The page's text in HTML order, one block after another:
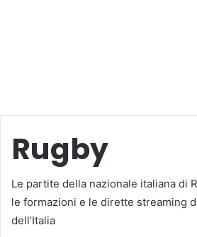
Rugby
Le partite della nazionale italiana di
le formazioni e le dirette streaming
dell’Italia